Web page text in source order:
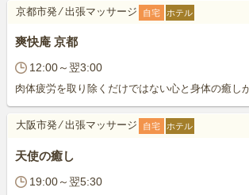
京都市発⁄出張マッサージ ホテル
自宅
爽快庵 京都
12:00～翌3:00
肉体疲労を取り除くだけではない心と身体の癒し
大阪市発⁄出張マッサージ ホテル
自宅
天使の癒し
19:00～翌5:30